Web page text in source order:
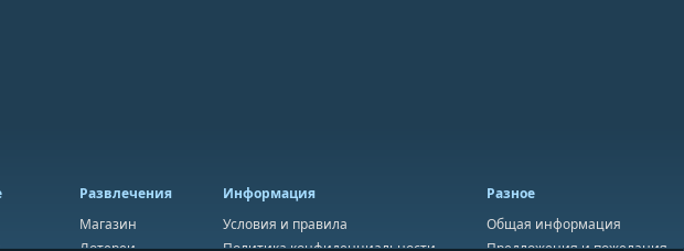
Развлечения
Магазин
Информация
Условия и правила
Разное
Общая информация